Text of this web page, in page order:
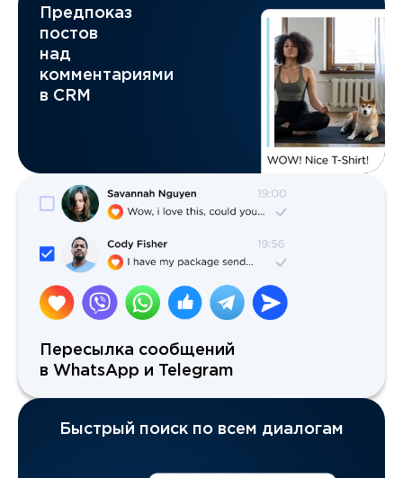
Предпоказ
постов
над
комментариями
в CRM
Пересылка сообщений
в WhatsApp и Telegram
Быстрый поиск по всем диалогам